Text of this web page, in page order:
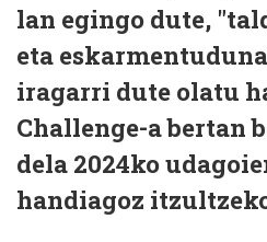
lan egingo dute,
eta
iragarri dute olatu
Challenge-a bertan
dela 2024ko
handiagoz